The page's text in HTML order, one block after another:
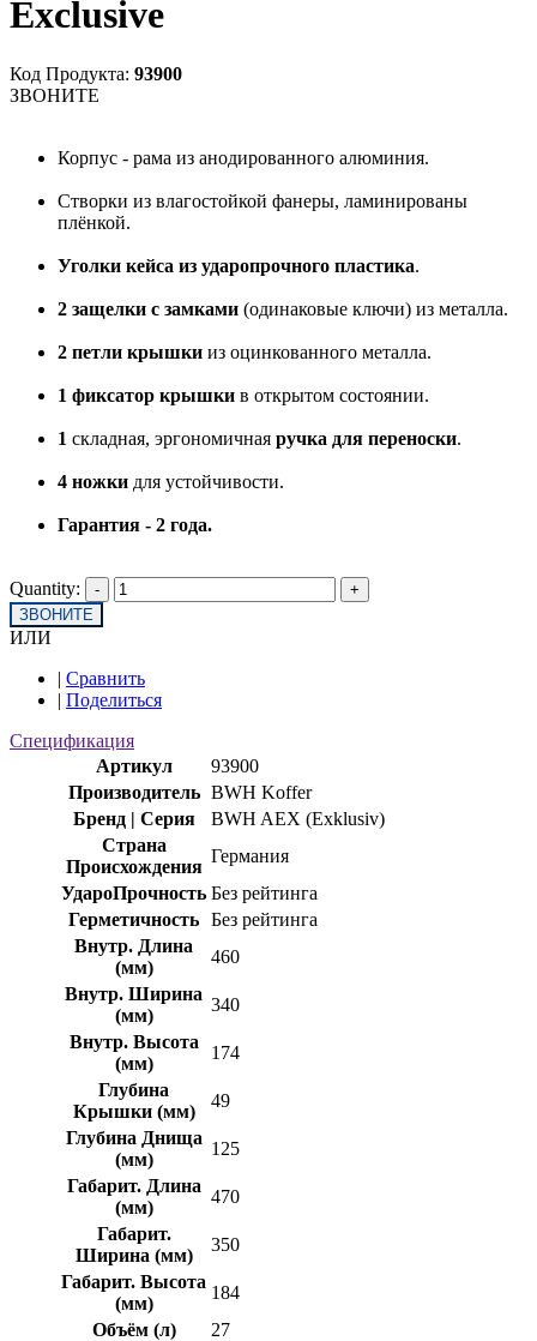
Exclusive
Код Продукта: 93900
ЗВОНИТЕ
Корпус - рама из анодированного алюминия.
Створки из влагостойкой фанеры, ламинированы
плёнкой.
Уголки кейса из ударопрочного пластика.
2 защелки с замками (одинаковые ключи) из металла.
2 петли крышки из оцинкованного металла.
1 фиксатор крышки в открытом состоянии.
1 складная, эргономичная ручка для переноски.
4 ножки для устойчивости.
Гарантия - 2 года.
Quantity:
ЗВОНИТЕ
ИЛИ
| Сравнить
| Поделиться
Спецификация
Артикул
93900
Производитель BWH Koffer
Бренд | Серия
BWH AEX (Exklusiv)
Страна
Происхождения
Германия
УдароПрочность Без рейтинга
Герметичность Без рейтинга
Внутр. Длина
(мм)
460
Внутр. Ширина
(мм)
340
Внутр. Высота
(мм)
174
Глубина
Крышки (мм)
49
Глубина Днища
(мм)
125
Габарит. Длина
(мм)
470
Габарит.
Ширина (мм)
350
Габарит. Высота
(мм)
184
Объём (л)
27